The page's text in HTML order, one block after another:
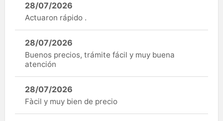
28/07/2026
Actuaron rápido .
28/07/2026
Buenos precios, trámite fácil y muy buena
atención
28/07/2026
Fàcil y muy bien de precio